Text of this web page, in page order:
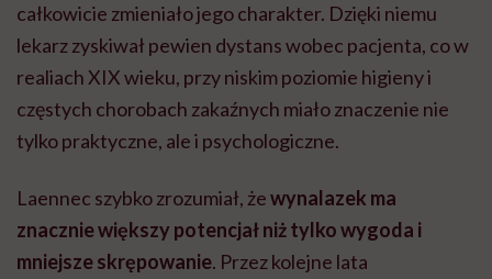
całkowicie zmieniało jego charakter. Dzięki niemu
lekarz zyskiwał pewien dystans wobec pacjenta, co w
realiach XIX wieku, przy niskim poziomie higieny i
częstych chorobach zakaźnych miało znaczenie nie
tylko praktyczne, ale i psychologiczne.
Laennec szybko zrozumiał, żewynalazek ma
znacznie większy potencjał niż tylko wygoda i
mniejsze skrępowanie. Przez kolejne lata